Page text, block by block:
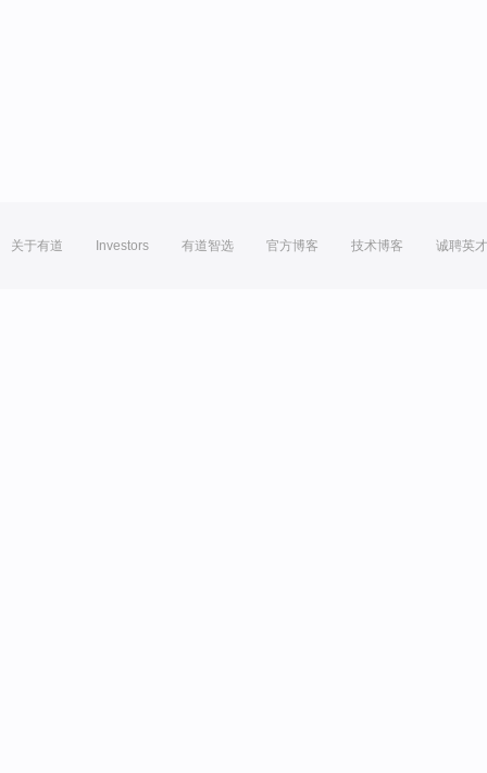
关于有道 Investors 有道智选 官方博客 技术博客 诚聘英才